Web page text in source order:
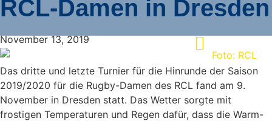
RCL-Damen in Dresden
November 13, 2019
Das dritte und letzte Turnier für die Hinrunde der Saison
2019/2020 für die Rugby-Damen des RCL fand am 9.
November in Dresden statt. Das Wetter sorgte mit
frostigen Temperaturen und Regen dafür, dass die Warm-